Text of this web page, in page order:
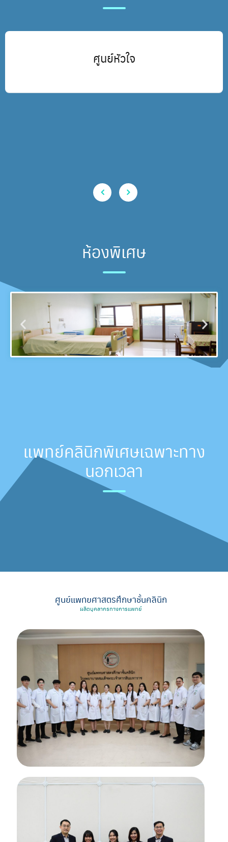
ห้องพิเศษ
แพทย์คลินิกพิเศษเฉพาะทาง
นอกเวลา
ศูนย์แพทยศาสตรศึกษาชั้นคลินิก
ผลิตบุคลากรทางการแพทย์